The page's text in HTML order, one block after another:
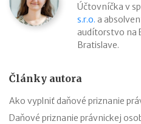
Účtovníčka v
s.r.o. a
audítorstvo na
Bratislave.
Články autora
Ako vyplniť daňové priznanie
Daňové priznanie právnickej